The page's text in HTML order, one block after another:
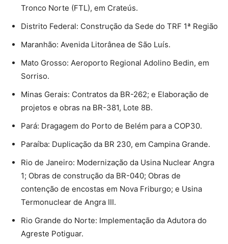
Tronco Norte (FTL), em Crateús.
Distrito Federal: Construção da Sede do TRF 1ª Região
Maranhão: Avenida Litorânea de São Luís.
Mato Grosso: Aeroporto Regional Adolino Bedin, em
Sorriso.
Minas Gerais: Contratos da BR-262; e Elaboração de
projetos e obras na BR-381, Lote 8B.
Pará: Dragagem do Porto de Belém para a COP30.
Paraíba: Duplicação da BR 230, em Campina Grande.
Rio de Janeiro: Modernização da Usina Nuclear Angra
1; Obras de construção da BR-040; Obras de
contenção de encostas em Nova Friburgo; e Usina
Termonuclear de Angra III.
Rio Grande do Norte: Implementação da Adutora do
Agreste Potiguar.